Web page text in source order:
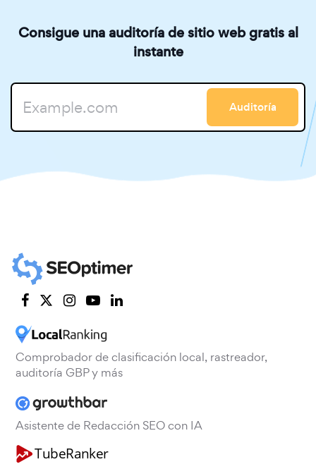
Consigue una auditoría de sitio web gratis al
instante
Auditoría
Comprobador de clasificación local, rastreador,
auditoría GBP y más
Asistente de Redacción SEO con IA